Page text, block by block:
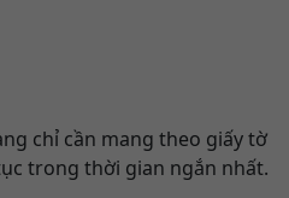
chỉ cần mang theo giấy tờ
trong thời gian ngắn nhất.